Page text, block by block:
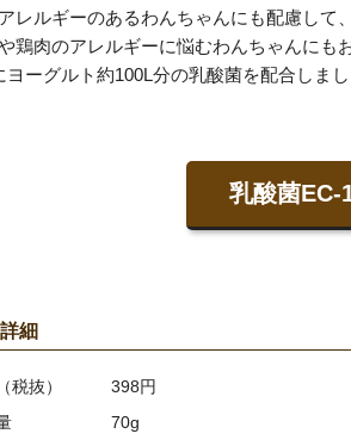
レルギーのあるわんちゃんにも配慮して
鶏肉のアレルギーに悩むわんちゃんにも
ヨーグルト約100L分の乳酸菌を配合しまし
乳酸菌EC-
細
税抜）
398円
70g